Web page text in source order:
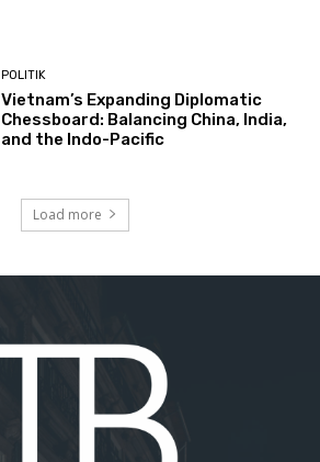
POLITIK
Vietnam’s Expanding Diplomatic
Chessboard: Balancing China, India,
and the Indo-Pacific
Load more